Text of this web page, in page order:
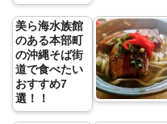
美ら海水族館
のある本部町
の沖縄そば街
道で食べたい
おすすめ7
選！！